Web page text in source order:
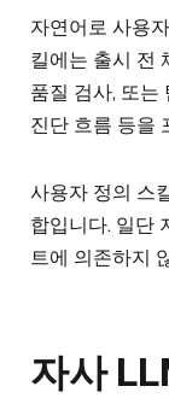
자연어로 사용
킬에는 출시 전
품질 검사, 또는
진단 흐름 등을
사용자 정의 스
합입니다. 일단
트에 의존하지
자사